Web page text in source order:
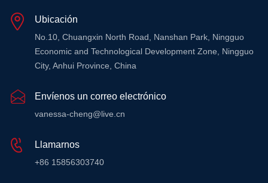
Ubicación
No.10, Chuangxin North Road, Nanshan Park, Ningguo
Economic and Technological Development Zone, Ningguo
City, Anhui Province, China
Envíenos un correo electrónico
vanessa-cheng@live.cn
Llamarnos
+86 15856303740